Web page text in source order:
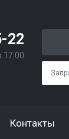
22
17.00
Контакты